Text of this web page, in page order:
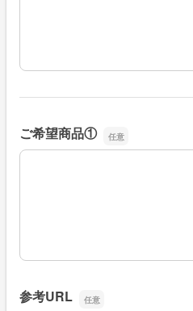
ご希望商品①
ご希望商品①
参考URL